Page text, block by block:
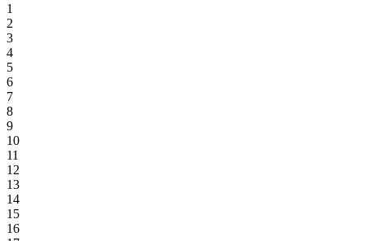
1
2
3
4
5
6
7
8
9
10
11
12
13
14
15
16